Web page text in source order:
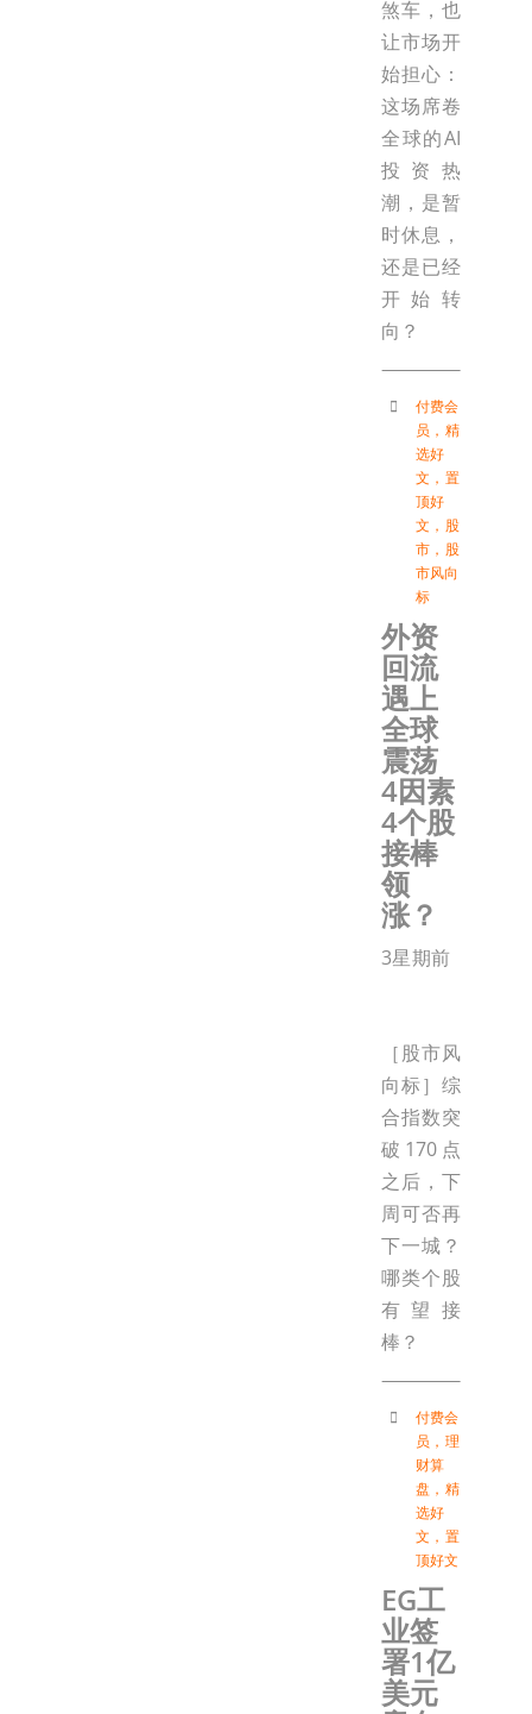
煞车，也
让市场开
始担心：
这场席卷
全球的AI
投资热
潮，是暂
时休息，
还是已经
开始转
向？
付费会
员 ， 精
选好
文 ， 置
顶好
文 ， 股
市 ， 股
市风向
标
外资
回流
遇上
全球
震荡
4因素
4个股
接棒
领
涨？
3星期前
［股市风
向标］综
合指数突
破170点
之后，下
周可否再
下一城？
哪类个股
有望接
棒？
付费会
员 ， 理
财算
盘 ， 精
选好
文 ， 置
顶好文
EG工
业签
署1亿
美元